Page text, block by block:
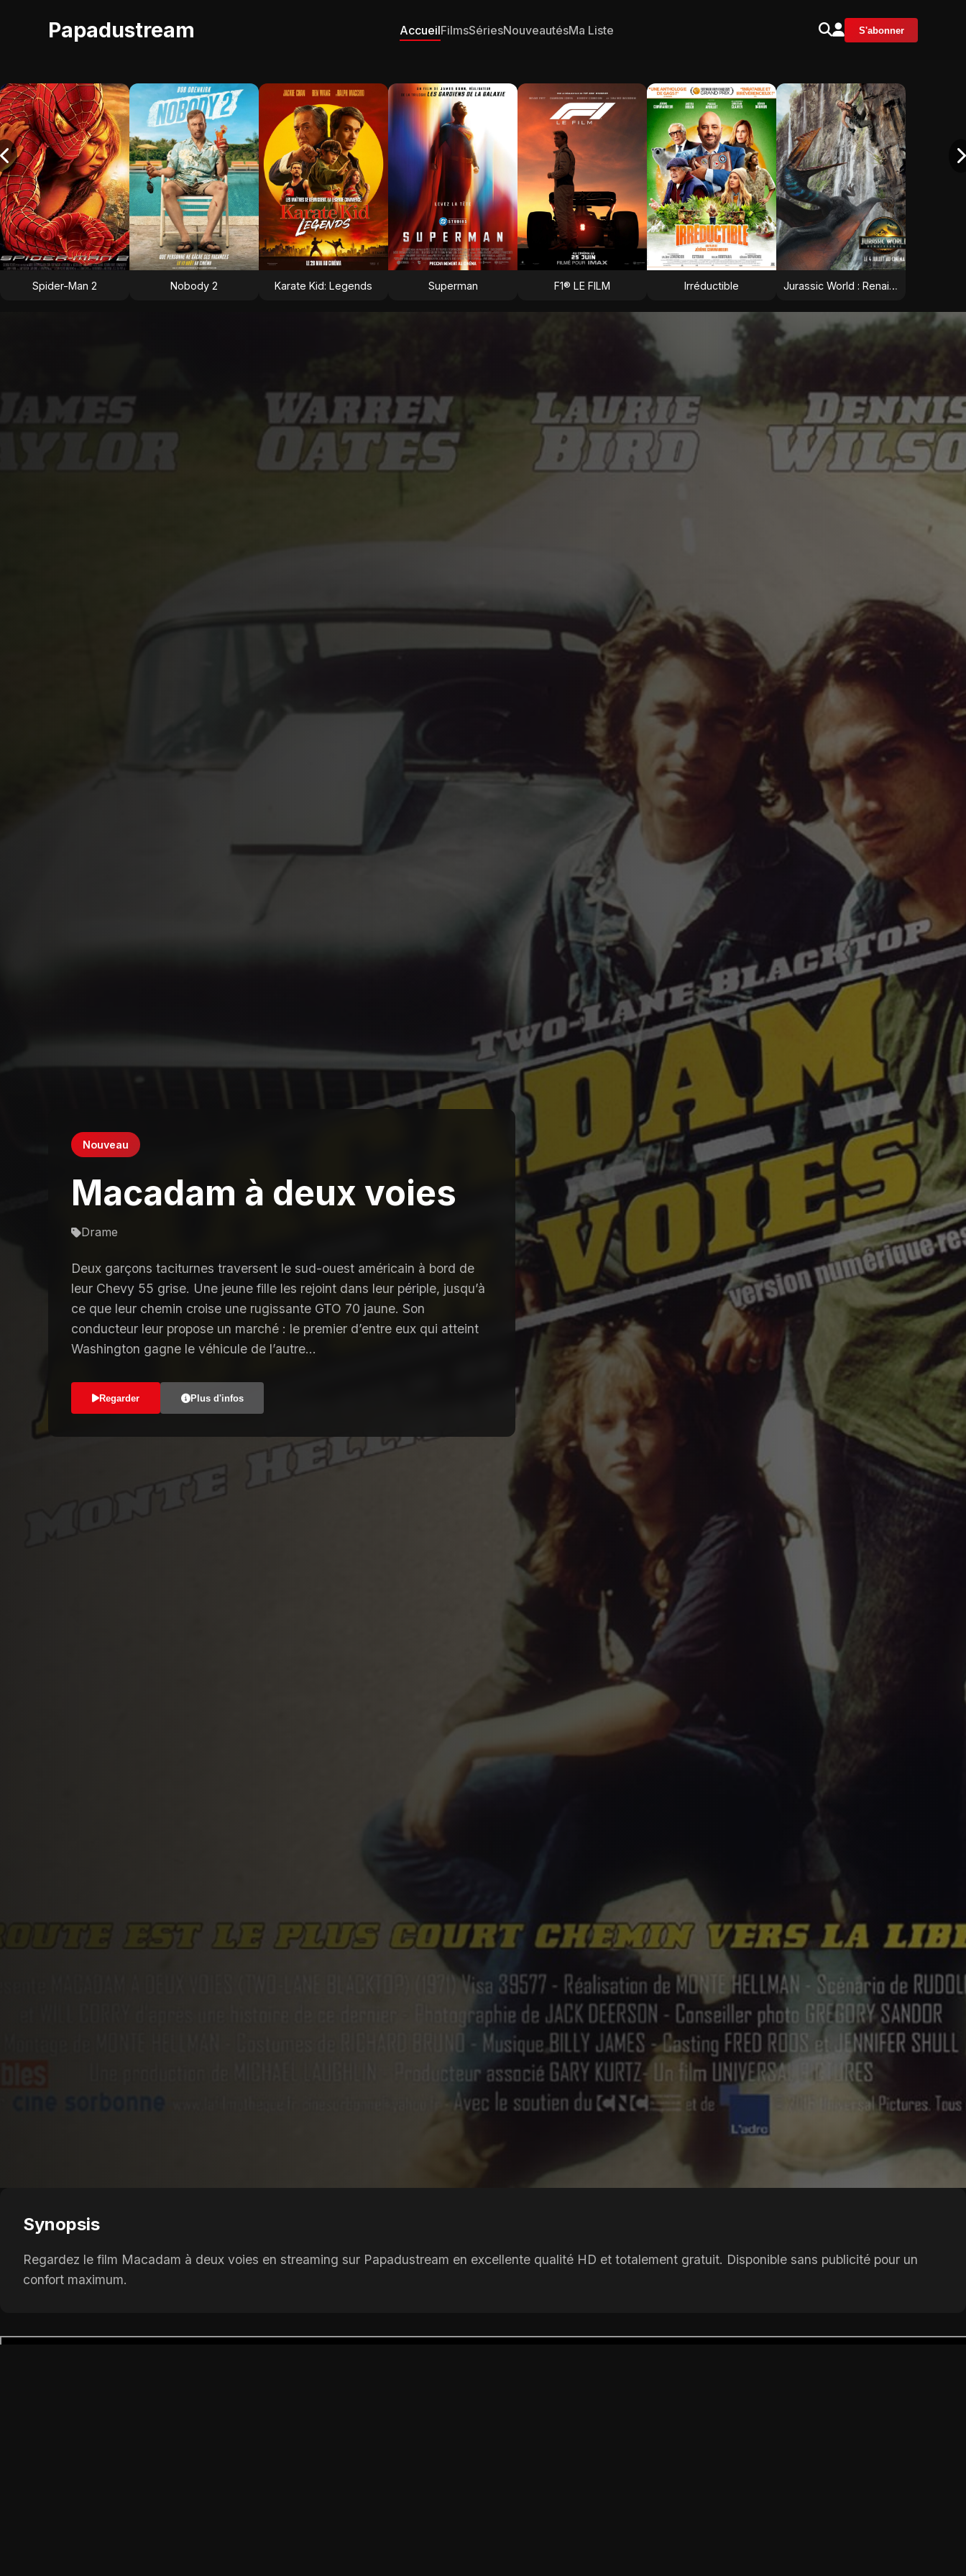
Papadustream AccueilFilmsSériesNouveautésMa Liste S'abonner
Spider-Man 2 Nobody 2 Karate Kid: Legends Superman F1® LE FILM Irréductible Jurassic World : Renaissance
Nouveau
Macadam à deux voies
Drame
Deux garçons taciturnes traversent le sud-ouest américain à bord de
leur Chevy 55 grise. Une jeune fille les rejoint dans leur périple, jusqu’à
ce que leur chemin croise une rugissante GTO 70 jaune. Son
conducteur leur propose un marché : le premier d’entre eux qui atteint
Washington gagne le véhicule de l’autre…
Regarder Plus d'infos
Synopsis
Regardez le film Macadam à deux voies en streaming sur Papadustream en excellente qualité HD et totalement gratuit. Disponible sans publicité pour un
confort maximum.